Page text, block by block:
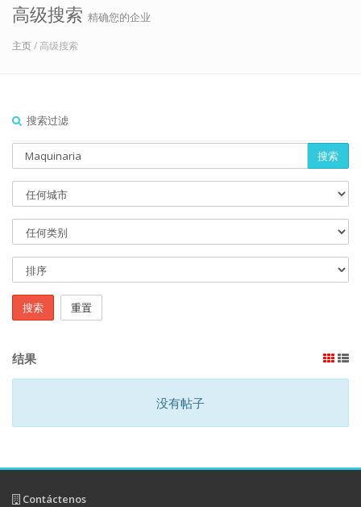
高级搜索 精确您的企业
主页/ 高级搜索
搜索过滤
搜索
搜索 重置
结果
没有帖子
Contáctenos